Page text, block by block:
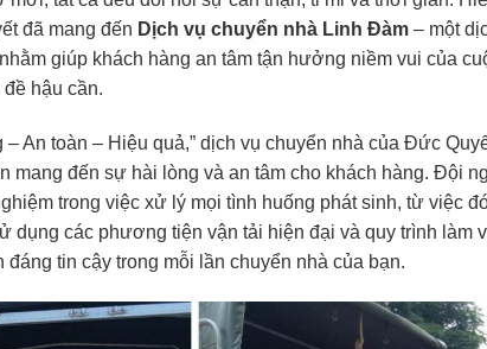
đã mang đến Dịch vụ chuyển nhà Linh Đàm – một
giúp khách hàng an tâm tận hưởng niềm vui của
hậu cần.
An toàn – Hiệu quả,” dịch vụ chuyển nhà của Đức
mang đến sự hài lòng và an tâm cho khách hàng. Đội
trong việc xử lý mọi tình huống phát sinh, từ việc
dụng các phương tiện vận tải hiện đại và quy trình làm
tin cậy trong mỗi lần chuyển nhà của bạn.